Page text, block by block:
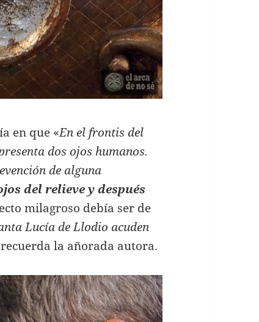
en que «En el frontis del
dos ojos humanos.
de alguna
del relieve y después
milagroso debía ser de
Lucía de Llodio acuden
la añorada autora.